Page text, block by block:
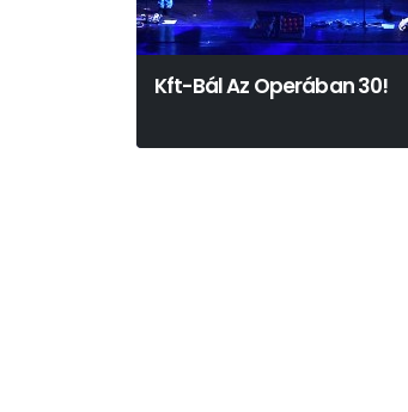
Kft-Bál Az Operában 30!